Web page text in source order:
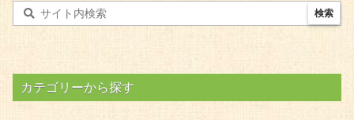
カテゴリーから探す